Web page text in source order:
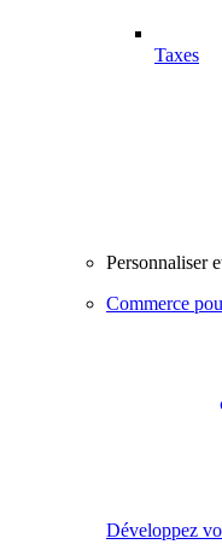
Taxes
Personnaliser
Commerce
Développez